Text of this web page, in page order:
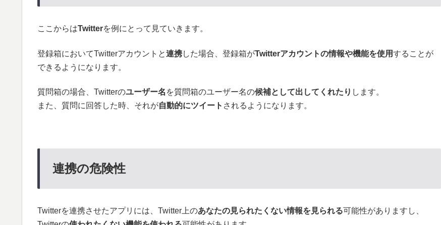
ここからはTwitterを例にとって見ていきます。
登録箱においてTwitterアカウントと連携した場合、登録箱がTwitterアカウントの情報や機能を使用することが
できるようになります。
質問箱の場合、Twitterのユーザー名 を質問箱のユーザー名の候補として出してくれたり します。
また、質問に回答した時、それが自動的にツイート されるようになります。
連携の危険性
Twitterを連携させたアプリには、Twitter上のあなたの見られたくない情報を見られる可能性がありますし、